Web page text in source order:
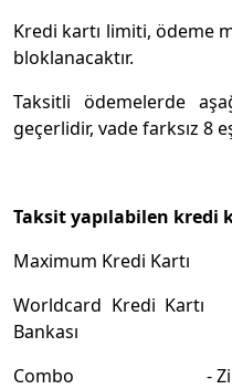
Kredi kartı limiti, ödeme
bloklanacaktır.
Taksitli ödemelerde
geçerlidir, vade farksız 8
Taksit yapılabilen kredi
Maximum Kredi Kartı -
Worldcard Kredi
Bankası
Combo - Ziraat